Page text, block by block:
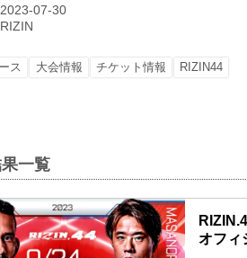
2023-07-30
RIZIN
ス 大会情報 チケット情報 RIZIN44
一覧
オフィ